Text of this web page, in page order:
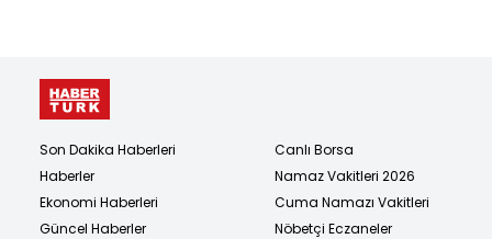
Son Dakika Haberleri
Haberler
Ekonomi Haberleri
Güncel Haberler
Canlı Borsa
Namaz Vakitleri 2026
Cuma Namazı Vakitleri
Nöbetçi Eczaneler